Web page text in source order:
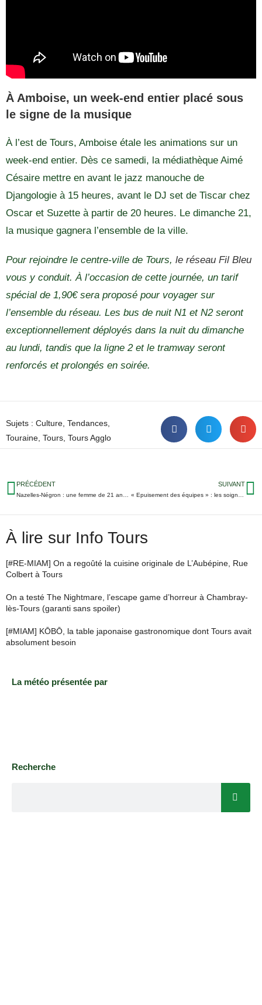
À Amboise, un week-end entier placé sous
le signe de la musique
À l’est de Tours, Amboise étale les animations sur un
week-end entier. Dès ce samedi, la médiathèque Aimé
Césaire mettre en avant le jazz manouche de
Djangologie à 15 heures, avant le DJ set de Tiscar chez
Oscar et Suzette à partir de 20 heures. Le dimanche 21,
la musique gagnera l’ensemble de la ville.
Pour rejoindre le centre-ville de Tours, le réseau Fil Bleu
vous y conduit. À l’occasion de cette journée, un tarif
spécial de 1,90€ sera proposé pour voyager sur
l’ensemble du réseau. Les bus de nuit N1 et N2 seront
exceptionnellement déployés dans la nuit du dimanche
au lundi, tandis que la ligne 2 et le tramway seront
renforcés et prolongés en soirée.
Sujets : Culture, Tendances,
Touraine, Tours, Tours Agglo
PRÉCÉDENT
Nazelles-Négron : une femme de 21 ans tuée dans un accident
SUIVANT
« Epuisement des équipes » : les soignants de Clocheville appelés à la grève ce mardi à Tours
À lire sur Info Tours
[#RE-MIAM] On a regoûté la cuisine originale de L’Aubépine, Rue
Colbert à Tours
On a testé The Nightmare, l’escape game d’horreur à Chambray-
lès-Tours (garanti sans spoiler)
[#MIAM] KŌBŌ, la table japonaise gastronomique dont Tours avait
absolument besoin
La météo présentée par
Recherche